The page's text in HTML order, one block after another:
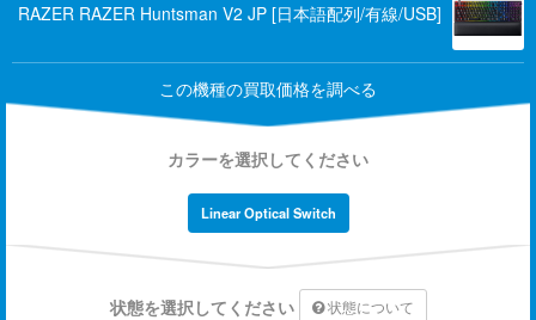
RAZER RAZER Huntsman V2 JP [日本語配列/有線/USB]
この機種の買取価格を調べる
カラーを選択してください
Linear Optical Switch
状態を選択してください 状態について